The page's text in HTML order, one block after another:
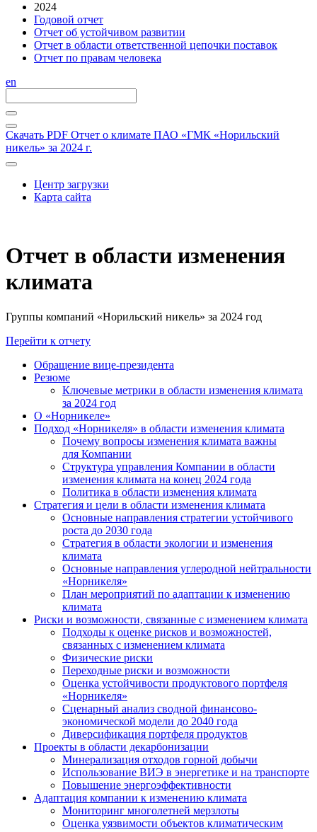
2024
Годовой отчет
Отчет об устойчивом развитии
Отчет в области ответственной цепочки поставок
Отчет по правам человека
en
Скачать PDF Отчет о климате ПАО «ГМК «Норильский
никель» за 2024 г.
Центр загрузки
Карта сайта
Отчет в области изменения
климата
Группы компаний «Норильский никель» за 2024 год
Перейти к отчету
Обращение вице-президента
Резюме
Ключевые метрики в области изменения климата
за 2024 год
О «Норникеле»
Подход «Норникеля» в области изменения климата
Почему вопросы изменения климата важны
для Компании
Структура управления Компании в области
изменения климата на конец 2024 года
Политика в области изменения климата
Стратегия и цели в области изменения климата
Основные направления стратегии устойчивого
роста до 2030 года
Стратегия в области экологии и изменения
климата
Основные направления углеродной нейтральности
«Норникеля»
План мероприятий по адаптации к изменению
климата
Риски и возможности, связанные с изменением климата
Подходы к оценке рисков и возможностей,
связанных с изменением климата
Физические риски
Переходные риски и возможности
Оценка устойчивости продуктового портфеля
«Норникеля»
Сценарный анализ сводной финансово-
экономической модели до 2040 года
Диверсификация портфеля продуктов
Проекты в области декарбонизации
Минерализация отходов горной добычи
Использование ВИЭ в энергетике и на транспорте
Повышение энергоэффективности
Адаптация компании к изменению климата
Мониторинг многолетней мерзлоты
Оценка уязвимости объектов климатическим